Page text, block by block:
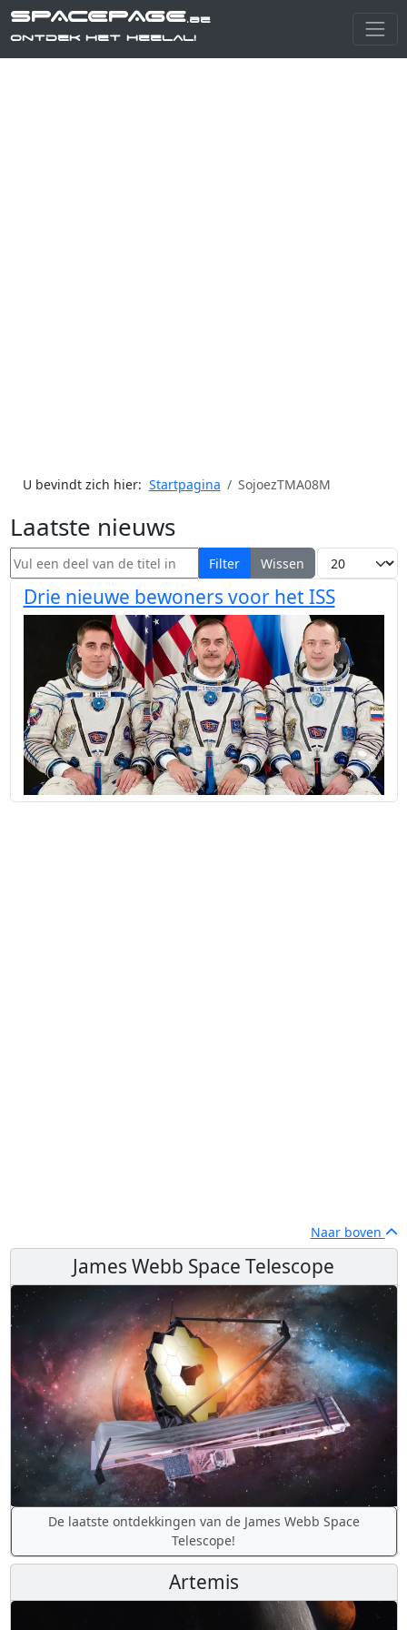
SPACEPAGE.be
Ontdek het heelal!
U bevindt zich hier: Startpagina SojoezTMA08M
Laatste nieuws
Vul een deel van de titel in Filter Wissen Toon #
Drie nieuwe bewoners voor het ISS
Naar boven
James Webb Space Telescope
De laatste ontdekkingen van de James Webb Space
Telescope!
Artemis